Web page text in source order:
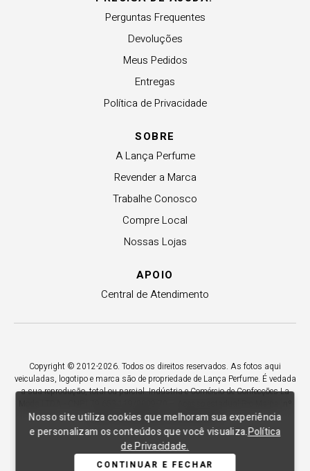
Nosso site utiliza cookies que melhoram sua experiência
e personalizam os conteúdos que você visualiza.Política
de Privacidade.
CONTINUAR E FECHAR
Perguntas Frequentes
Devoluções
Meus Pedidos
Entregas
Política de Privacidade
SOBRE
A Lança Perfume
Revender a Marca
Trabalhe Conosco
Compre Local
Nossas Lojas
APOIO
Central de Atendimento
Copyright © 2012-2026. Todos os direitos reservados. As fotos aqui
veiculadas, logotipo e marca são de propriedade de Lança Perfume. É vedada
a sua reprodução, total ou parcial. Indústria e Comércio de Confecções La
1925 - Vila Macarini - Criciúma/SC.